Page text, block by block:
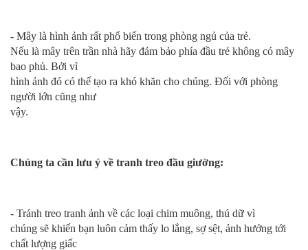
- Mây là hình ảnh rất phổ biến trong phòng ngủ của trẻ.
Nếu là mây trên trần nhà hãy đảm bảo phía đầu trẻ không có mây
bao phủ. Bởi vì
hình ảnh đó có thể tạo ra khó khăn cho chúng. Đối với phòng
người lớn cũng như
vậy.
Chúng ta cần lưu ý về tranh treo đầu giường:
- Tránh treo tranh ảnh về các loại chim muông, thú dữ vì
chúng sẽ khiến bạn luôn cảm thấy lo lắng, sợ sệt, ảnh hưởng tới
chất lượng giấc